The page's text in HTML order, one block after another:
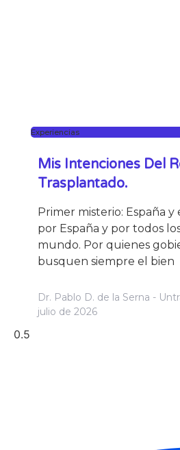
Experiencias
Mis Intenciones Del
Trasplantado.
Primer misterio: España
por España y por todos
mundo. Por quienes
busquen siempre el bien
Dr. Pablo D. de la Serna -
julio de 2026